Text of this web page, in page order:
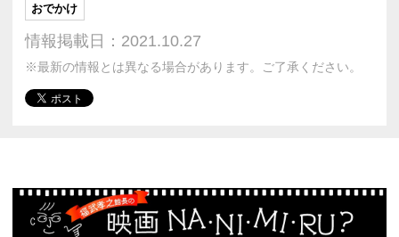
おでかけ
情報掲載日：2021.10.27
※最新の情報とは異なる場合があります。ご了承ください。